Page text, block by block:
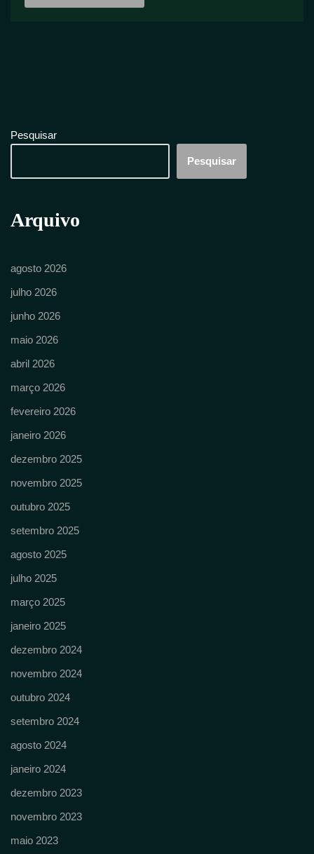
Pesquisar
Pesquisar
Arquivo
agosto 2026
julho 2026
junho 2026
maio 2026
abril 2026
março 2026
fevereiro 2026
janeiro 2026
dezembro 2025
novembro 2025
outubro 2025
setembro 2025
agosto 2025
julho 2025
março 2025
janeiro 2025
dezembro 2024
novembro 2024
outubro 2024
setembro 2024
agosto 2024
janeiro 2024
dezembro 2023
novembro 2023
maio 2023